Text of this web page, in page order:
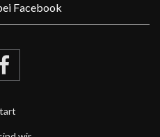
Facebook